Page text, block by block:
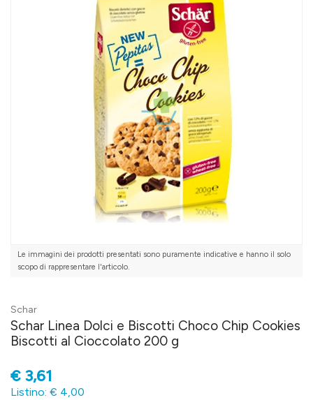
Le immagini dei prodotti presentati sono puramente indicative e hanno il solo
scopo di rappresentare l'articolo.
Schar
Schar Linea Dolci e Biscotti Choco Chip Cookies
Biscotti al Cioccolato 200 g
€ 3,61
Listino: € 4,00